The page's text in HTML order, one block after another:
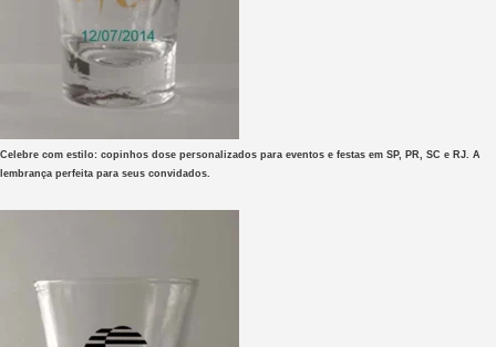
Celebre com estilo: copinhos dose personalizados para eventos e festas em SP, PR, SC e RJ. A
lembrança perfeita para seus convidados.